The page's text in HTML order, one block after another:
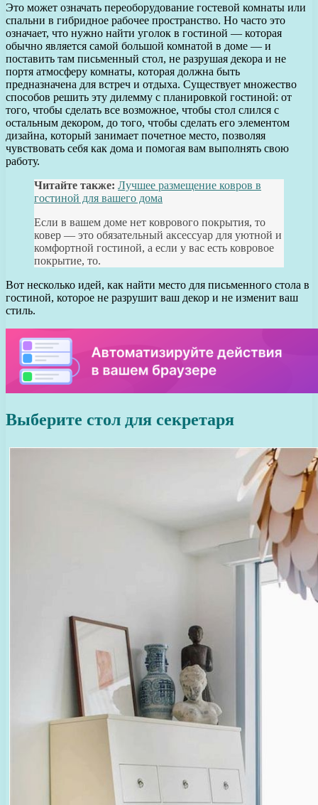
Это может означать переоборудование гостевой комнаты или
спальни в гибридное рабочее пространство. Но часто это
означает, что нужно найти уголок в гостиной — которая
обычно является самой большой комнатой в доме — и
поставить там письменный стол, не разрушая декора и не
портя атмосферу комнаты, которая должна быть
предназначена для встреч и отдыха. Существует множество
способов решить эту дилемму с планировкой гостиной: от
того, чтобы сделать все возможное, чтобы стол слился с
остальным декором, до того, чтобы сделать его элементом
дизайна, который занимает почетное место, позволяя
чувствовать себя как дома и помогая вам выполнять свою
работу.
Читайте также: Лучшее размещение ковров в
гостиной для вашего дома
Если в вашем доме нет коврового покрытия, то
ковер — это обязательный аксессуар для уютной и
комфортной гостиной, а если у вас есть ковровое
покрытие, то.
Вот несколько идей, как найти место для письменного стола в
гостиной, которое не разрушит ваш декор и не изменит ваш
стиль.
Выберите стол для секретаря